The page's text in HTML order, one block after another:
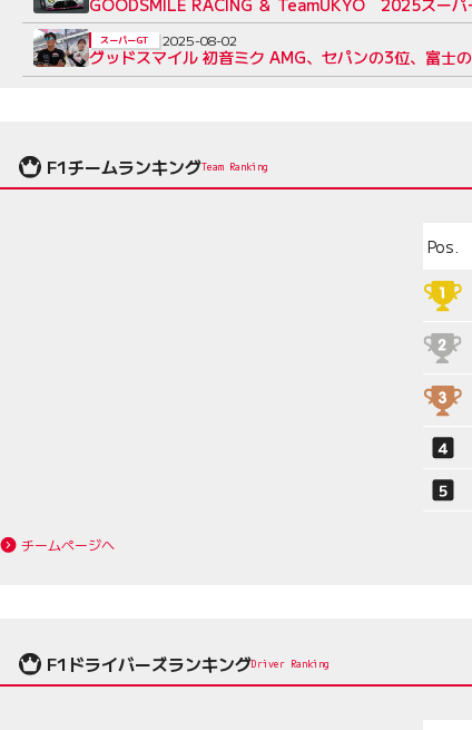
GOODSMILE RACING ＆ TeamUKYO 2025スー
グッドスマイル 初音ミク AMG、セパンの3位、富
スーパーGT 2025-08-02
F1チームランキングTeam Ranking
Pos.
チームページへ
F1ドライバーズランキングDriver Ranking